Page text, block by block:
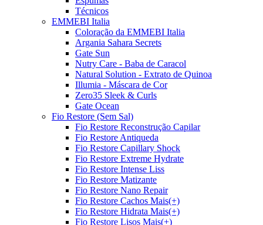
Técnicos
EMMEBI Italia
Coloração da EMMEBI Italia
Argania Sahara Secrets
Gate Sun
Nutry Care - Baba de Caracol
Natural Solution - Extrato de Quinoa
Illumia - Máscara de Cor
Zero35 Sleek & Curls
Gate Ocean
Fio Restore (Sem Sal)
Fio Restore Reconstrução Capilar
Fio Restore Antiqueda
Fio Restore Capillary Shock
Fio Restore Extreme Hydrate
Fio Restore Intense Liss
Fio Restore Matizante
Fio Restore Nano Repair
Fio Restore Cachos Mais(+)
Fio Restore Hidrata Mais(+)
Fio Restore Lisos Mais(+)